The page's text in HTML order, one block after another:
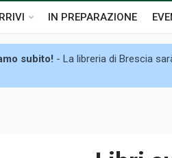
IN PREPARAZIONE
subito! - La libreria di Brescia